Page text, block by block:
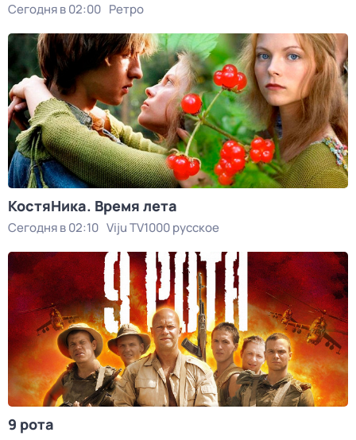
Сегодня в 02:00 Ретро
КостяНика. Время лета
Сегодня в 02:10 Viju TV1000 русское
9 рота